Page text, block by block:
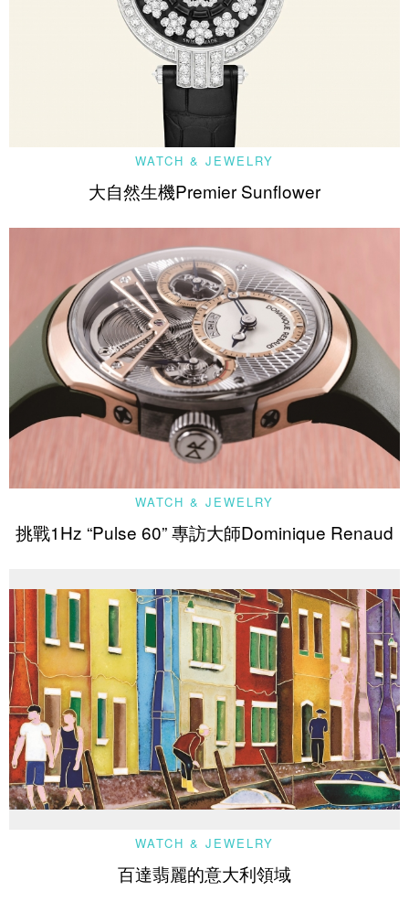
WATCH & JEWELRY
大自然生機Premier Sunflower
WATCH & JEWELRY
挑戰1Hz “Pulse 60” 專訪大師Dominique Renaud
WATCH & JEWELRY
百達翡麗的意大利領域